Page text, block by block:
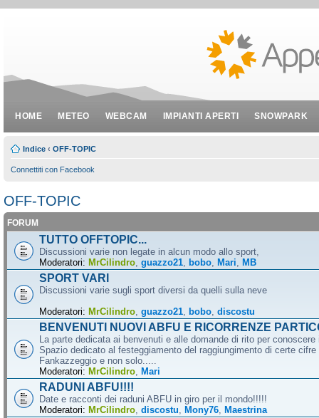
HOME METEO WEBCAM IMPIANTI APERTI SNOWPARK
Indice ‹ OFF-TOPIC
Connettiti con Facebook
OFF-TOPIC
FORUM
TUTTO OFFTOPIC...
Discussioni varie non legate in alcun modo allo sport,
Moderatori: MrCilindro, guazzo21, bobo, Mari, MB
SPORT VARI
Discussioni varie sugli sport diversi da quelli sulla neve
Moderatori: MrCilindro, guazzo21, bobo, discostu
BENVENUTI NUOVI ABFU E RICORRENZE
La parte dedicata ai benvenuti e alle domande di rito per
Spazio dedicato al festeggiamento del raggiungimento di certe cifre
Fankazzeggio e non solo.....
Moderatori: MrCilindro, Mari
RADUNI ABFU!!!!
Date e racconti dei raduni ABFU in giro per il mondo!!!!!
Moderatori: MrCilindro, discostu, Mony76, Maestrina